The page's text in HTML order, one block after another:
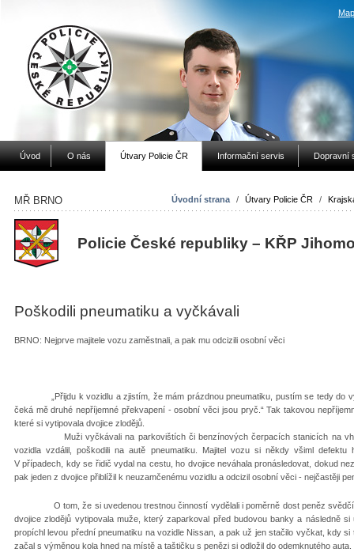
Úvod O nás Útvary Policie ČR Informační servis Dopravní
Úvodní strana / Útvary Policie ČR /
MŘ BRNO
Policie České republiky – KŘP
Poškodili pneumatiku a vyčkávali
BRNO: Nejprve majitele vozu zaměstnali, a pak mu odcizili osobní věci
„Přijdu k vozidlu a zjistím, že mám prázdnou pneumatiku, pustím se tedy
čeká mě druhé nepříjemné překvapení - osobní věci jsou pryč.“ Tak takovou
které si vytipovala dvojice zlodějů.
Muži vyčkávali na parkovištích či benzínových čerpacích stanicích na
vozidla vzdálil, poškodili na autě pneumatiku. Majitel vozu si někdy všiml
V případech, kdy se řidič vydal na cestu, ho dvojice neváhala pronásledovat, dokud
pak jeden z dvojice přiblížil k neuzamčenému vozidlu a odcizil osobní věci - nejčastěji
O tom, že si uvedenou trestnou činností vydělali i poměrně dost peněz svědčí
dvojice zlodějů vytipovala muže, který zaparkoval před budovou banky a následně
propíchl levou přední pneumatiku na vozidle Nissan, a pak už jen stačilo vyčkat, kdy
začal s výměnou kola hned na místě a taštičku s penězi si odložil do odemknutého